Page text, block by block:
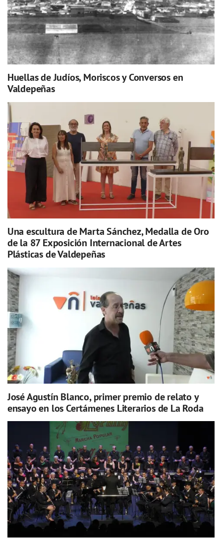
Huellas de Judíos, Moriscos y Conversos en
Valdepeñas
Una escultura de Marta Sánchez, Medalla de Oro
de la 87 Exposición Internacional de Artes
Plásticas de Valdepeñas
José Agustín Blanco, primer premio de relato y
ensayo en los Certámenes Literarios de La Roda